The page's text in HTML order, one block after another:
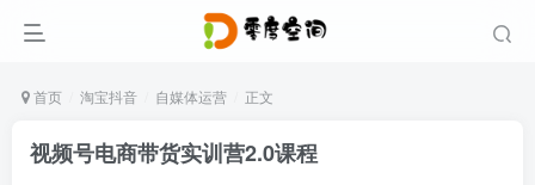
首页 淘宝抖音 自媒体运营 正文
视频号电商带货实训营2.0课程